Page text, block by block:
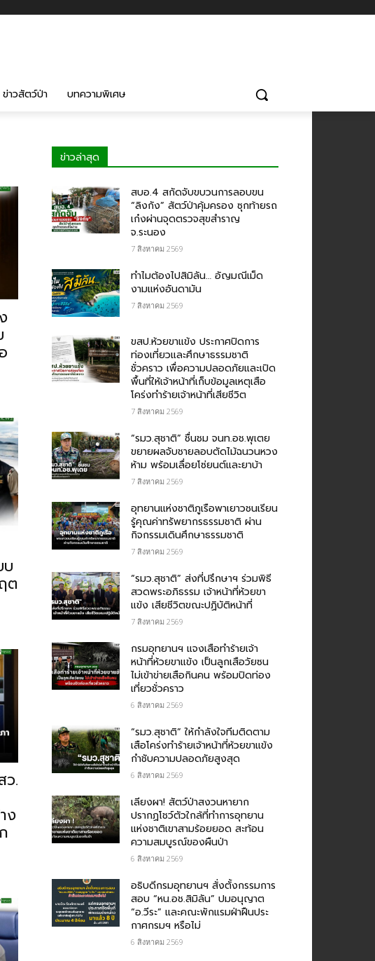
ข่าวสัตว์ป่า บทความพิเศษ
บ
ต
ว.
ง
ข่าวล่าสุด
สบอ.4 สกัดจับขบวนการลอบขน
“ลิงกัง” สัตว์ป่าคุ้มครอง ซุกท้ายรถ
เก๋งผ่านจุดตรวจสุขสำราญ
จ.ระนอง
7 สิงหาคม 2569
ทำไมต้องไปสิมิลัน… อัญมณีเม็ด
งามแห่งอันดามัน
7 สิงหาคม 2569
ขสป.ห้วยขาแข้ง ประกาศปิดการ
ท่องเที่ยวและศึกษาธรรมชาติ
ชั่วคราว เพื่อความปลอดภัยและเปิด
พื้นที่ให้เจ้าหน้าที่เก็บข้อมูลเหตุเสือ
โคร่งทำร้ายเจ้าหน้าที่เสียชีวิต
7 สิงหาคม 2569
“รมว.สุชาติ” ชื่นชม​ จนท.อช.พุเตย​
ขยายผลจับชายลอบตัดไม้ฉนวนหวง
ห้าม พร้อมเลื่อยโซ่ยนต์และยาบ้า
7 สิงหาคม 2569
อุทยานแห่งชาติภูเรือพาเยาวชนเรียน
รู้คุณค่าทรัพยากรธรรมชาติ ผ่าน
กิจกรรมเดินศึกษาธรรมชาติ
7 สิงหาคม 2569
“รมว.สุชาติ” ส่งที่ปรึกษาฯ ร่วมพิธี
สวดพระอภิธรรม เจ้าหน้าที่ห้วยขา
แข้ง เสียชีวิตขณะปฏิบัติหน้าที่
7 สิงหาคม 2569
กรม​อุทยานฯ แจงเสือทำร้ายเจ้า
หน้าที่ห้วยขาแข้ง เป็นลูกเสือวัยซน
ไม่เข้าข่ายเสือกินคน พร้อมปิดท่อง
เที่ยวชั่วคราว
6 สิงหาคม 2569
“รมว.สุชาติ” ให้กำลังใจทีมติดตาม
เสือโคร่งทำร้ายเจ้าหน้าที่ห้วยขาแข้ง
กำชับความปลอดภัยสูงสุด
6 สิงหาคม 2569
เลียงผา! สัตว์ป่าสงวนหายาก
ปรากฏโชว์ตัวใกล้ที่ทำการอุทยาน
แห่งชาติเขาสามร้อยยอด สะท้อน
ความสมบูรณ์ของผืนป่า
6 สิงหาคม 2569
อธิบดีกรมอุทยานฯ​ สั่งตั้งกรรมการ
สอบ “หน.อช.สิมิลัน” ปมอนุญาต
“อ.วีระ” และคณะพักแรมฝ่าฝืนประ
กาศกรมฯ หรือไม่
6 สิงหาคม 2569